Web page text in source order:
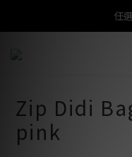
任
任
限時搶購
Zip Didi
pink